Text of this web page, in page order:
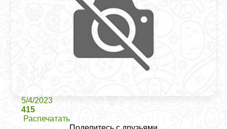
5/4/2023
415
Распечатать